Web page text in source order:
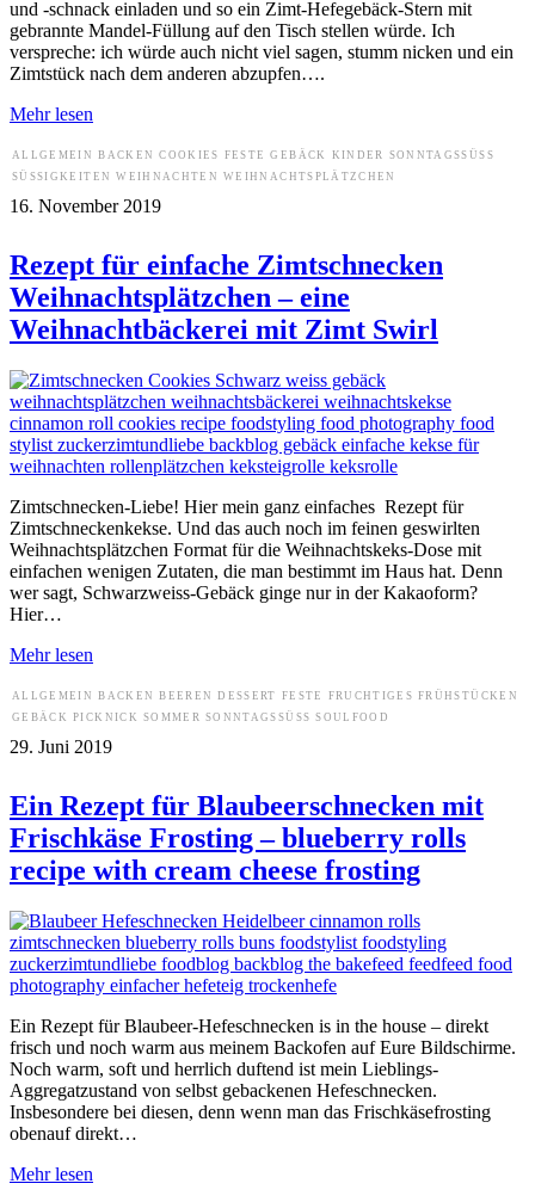
und -schnack einladen und so ein Zimt-Hefegebäck-Stern mit
gebrannte Mandel-Füllung auf den Tisch stellen würde. Ich
verspreche: ich würde auch nicht viel sagen, stumm nicken und ein
Zimtstück nach dem anderen abzupfen….
Mehr lesen
ALLGEMEIN BACKEN COOKIES FESTE GEBÄCK KINDER SONNTAGSSÜSS
SÜSSIGKEITEN
WEIHNACHTEN WEIHNACHTSPLÄTZCHEN
16. November 2019
Rezept für einfache Zimtschnecken
Weihnachtsplätzchen – eine
Weihnachtbäckerei mit Zimt Swirl
Zimtschnecken-Liebe! Hier mein ganz einfaches Rezept für
Zimtschneckenkekse. Und das auch noch im feinen geswirlten
Weihnachtsplätzchen Format für die Weihnachtskeks-Dose mit
einfachen wenigen Zutaten, die man bestimmt im Haus hat. Denn
wer sagt, Schwarzweiss-Gebäck ginge nur in der Kakaoform?
Hier…
Mehr lesen
ALLGEMEIN BACKEN BEEREN DESSERT FESTE FRUCHTIGES FRÜHSTÜCKEN
GEBÄCK
PICKNICK SOMMER SONNTAGSSÜSS SOULFOOD
29. Juni 2019
Ein Rezept für Blaubeerschnecken mit
Frischkäse Frosting – blueberry rolls
recipe with cream cheese frosting
Ein Rezept für Blaubeer-Hefeschnecken is in the house – direkt
frisch und noch warm aus meinem Backofen auf Eure Bildschirme.
Noch warm, soft und herrlich duftend ist mein Lieblings-
Aggregatzustand von selbst gebackenen Hefeschnecken.
Insbesondere bei diesen, denn wenn man das Frischkäsefrosting
obenauf direkt…
Mehr lesen